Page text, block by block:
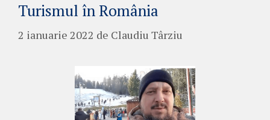
Turismul în România
2 ianuarie 2022 de Claudiu Târziu